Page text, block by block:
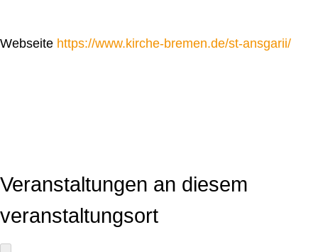
Webseite https://www.kirche-bremen.de/st-ansgarii/
Veranstaltungen an diesem
veranstaltungsort